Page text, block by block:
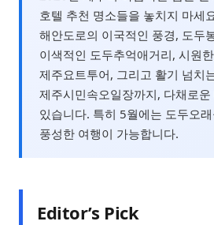
호텔 추천 명소들을 놓치지 마세
해안도로의 이국적인 풍경, 도두
이색적인 도두추억애거리, 시원
제주요트투어, 그리고 활기 넘치
제주시민속오일장까지, 다채로
있습니다. 특히 5월에는 도두오
풍성한 여행이 가능합니다.
Editor’s Pick